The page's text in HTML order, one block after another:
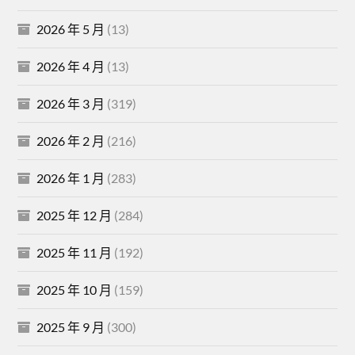
2026 年 5 月 (13)
2026 年 4 月 (13)
2026 年 3 月 (319)
2026 年 2 月 (216)
2026 年 1 月 (283)
2025 年 12 月 (284)
2025 年 11 月 (192)
2025 年 10 月 (159)
2025 年 9 月 (300)